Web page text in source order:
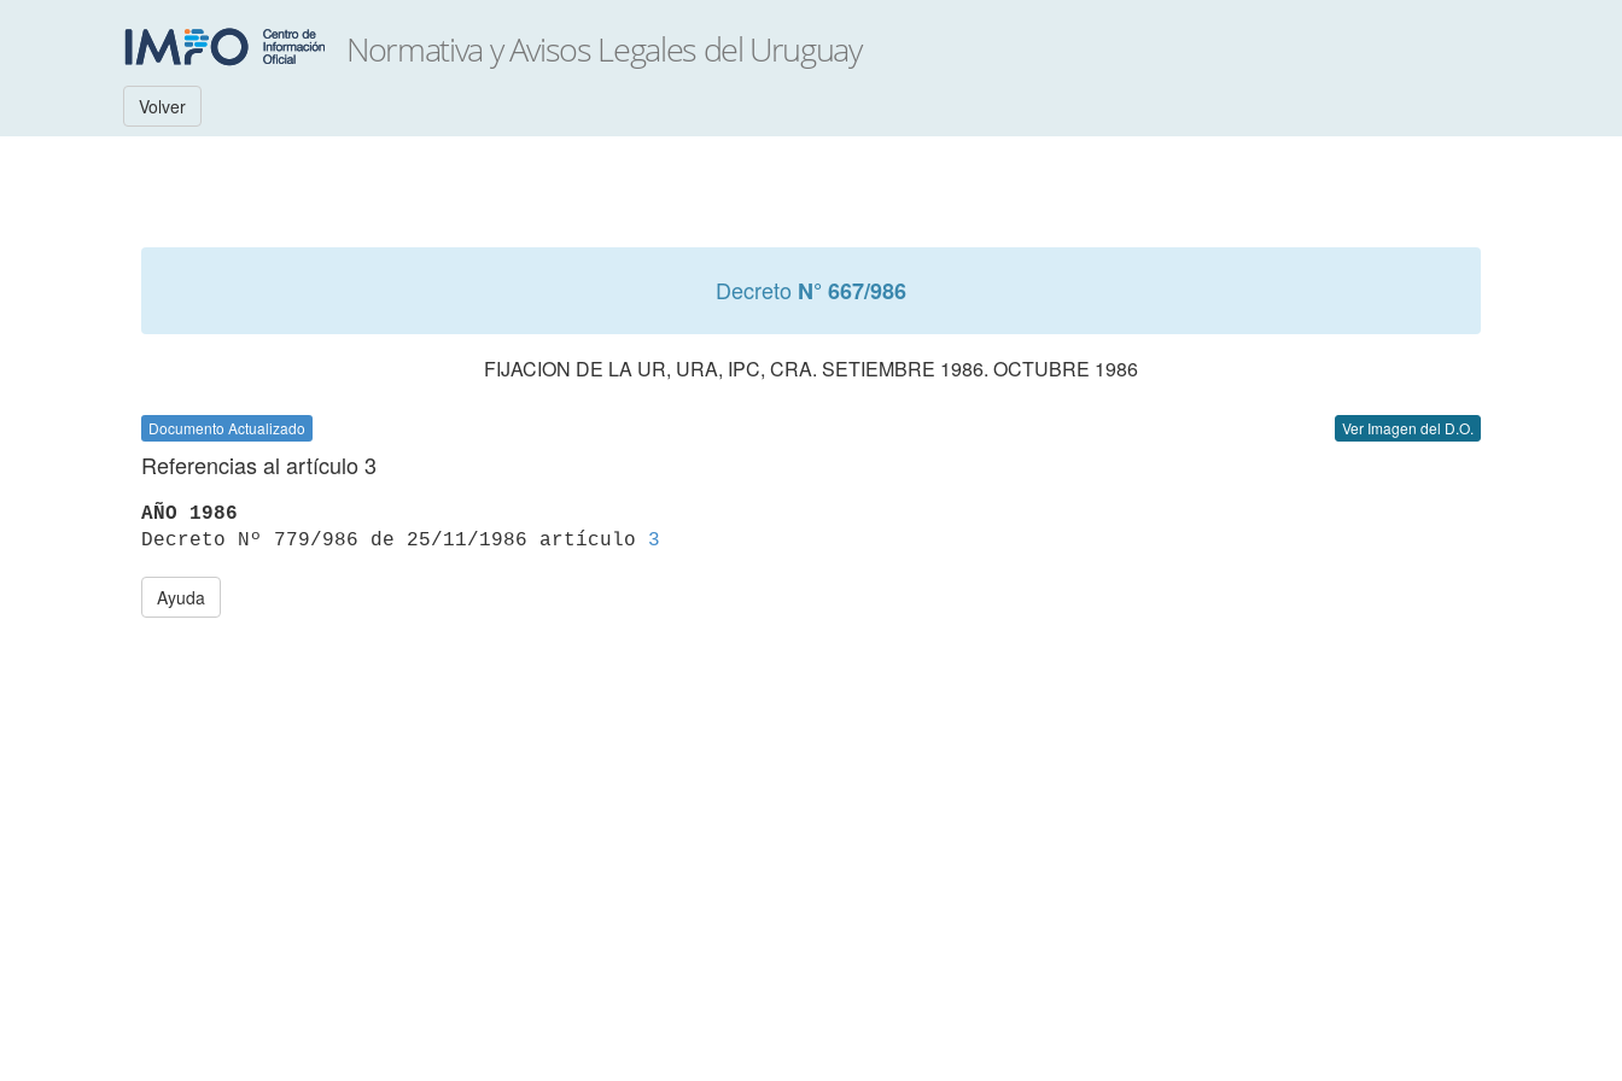
Volver
Decreto N° 667/986
FIJACION DE LA UR, URA, IPC, CRA. SETIEMBRE 1986. OCTUBRE 1986
Documento Actualizado Ver Imagen del D.O.
Referencias al artículo 3
AÑO 1986
Decreto Nº 779/986 de 25/11/1986 artículo 3
Ayuda